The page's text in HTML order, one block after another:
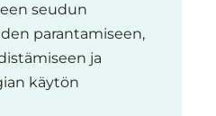
seudun
parantamiseen,
ja
käytön